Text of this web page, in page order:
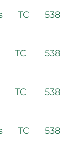
TC 538
TC 538
TC 538
TC 538